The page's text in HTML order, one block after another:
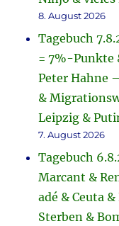
8. August 2026
Tagebuch
= 7%-Punkte
Peter Hahne
&
Leipzig &
7. August 2026
Tagebuch
Marcant &
adé & Ceuta
Sterben &